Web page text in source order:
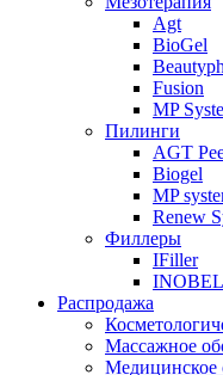
Agt
BioGel
Fusion
MP
Пилинги
AGT
Biogel
MP
Renew
Филлеры
IFiller
Распродажа
Массажное
Медицинское